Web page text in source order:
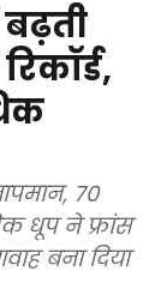
70
धूप ने फ्रांस
बना दिया